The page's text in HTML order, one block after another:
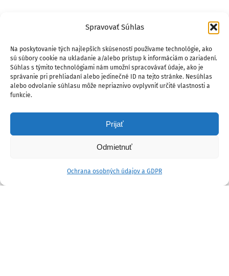
Spravovať Súhlas
Na poskytovanie tých najlepších skúseností používame technológie, ako
sú súbory cookie na ukladanie a/alebo prístup k informáciám o zariadení.
Súhlas s týmito technológiami nám umožní spracovávať údaje, ako je
správanie pri prehliadaní alebo jedinečné ID na tejto stránke. Nesúhlas
alebo odvolanie súhlasu môže nepriaznivo ovplyvniť určité vlastnosti a
funkcie.
Prijať
Odmietnuť
Ochrana osobných údajov a GDPR